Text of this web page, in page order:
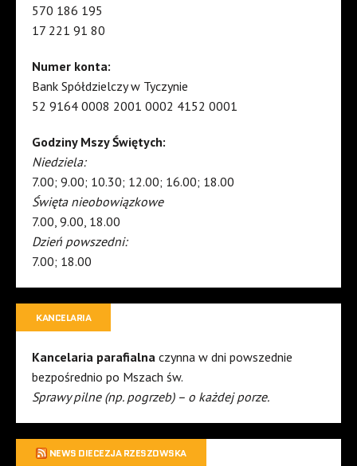
570 186 195
17 221 91 80
Numer konta:
Bank Spółdzielczy w Tyczynie
52 9164 0008 2001 0002 4152 0001
Godziny Mszy Świętych:
Niedziela:
7.00; 9.00; 10.30; 12.00; 16.00; 18.00
Święta nieobowiązkowe
7.00, 9.00, 18.00
Dzień powszedni:
7.00; 18.00
KANCELARIA
Kancelaria parafialna czynna w dni powszednie
bezpośrednio po Mszach św.
Sprawy pilne (np. pogrzeb) – o każdej porze.
NEWS DIECEZJA RZESZOWSKA